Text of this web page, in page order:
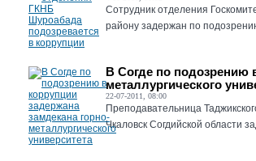
Сотрудник отделения
району задержан по
В Согде по подозрению
металлургического
22-07-2011, 08:00
Преподавательница
Чкаловск Согдийской области